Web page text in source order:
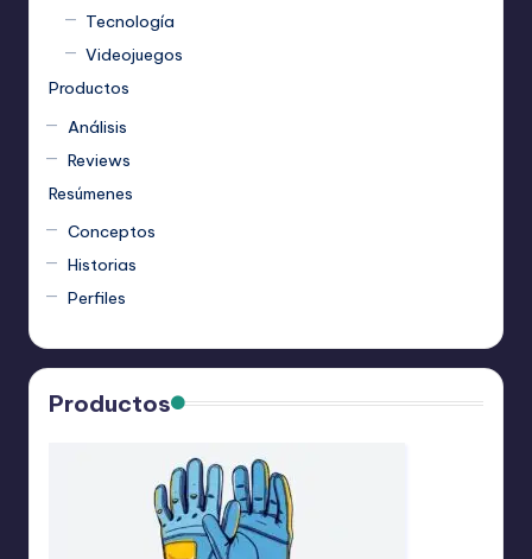
Tecnología
Videojuegos
Productos
Análisis
Reviews
Resúmenes
Conceptos
Historias
Perfiles
Productos